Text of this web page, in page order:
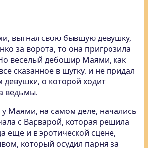
выгнал свою бывшую девушку,
за ворота, то она пригрозила
веселый дебошир Маями, как
сказанное в шутку, и не придал
девушки, о которой ходит
ведьмы.
у Маями, на самом деле, начались
с Варварой, которая решила
еще и в эротической сцене,
который осудил парня за